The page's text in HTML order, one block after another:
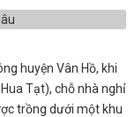
huyện Vân Hồ, khi
Tạt), chỗ nhà nghỉ
trồng dưới một khu